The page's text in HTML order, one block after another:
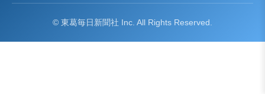
© 東葛毎日新聞社 Inc. All Rights Reserved.